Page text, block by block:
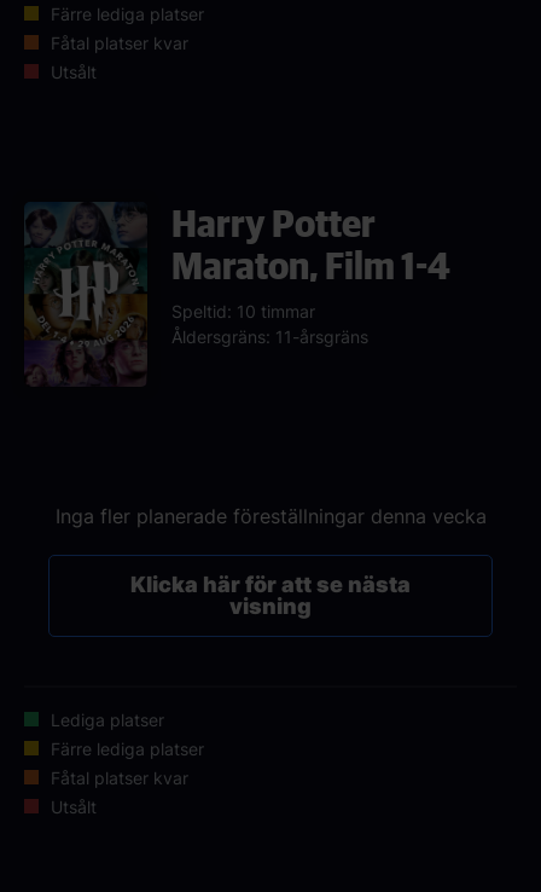
Färre lediga platser
Fåtal platser kvar
Utsålt
Harry Potter
Maraton, Film 1-4
Speltid: 10 timmar
Åldersgräns: 11-årsgräns
Inga fler planerade föreställningar denna vecka
Klicka här för att se nästa
visning
Lediga platser
Färre lediga platser
Fåtal platser kvar
Utsålt